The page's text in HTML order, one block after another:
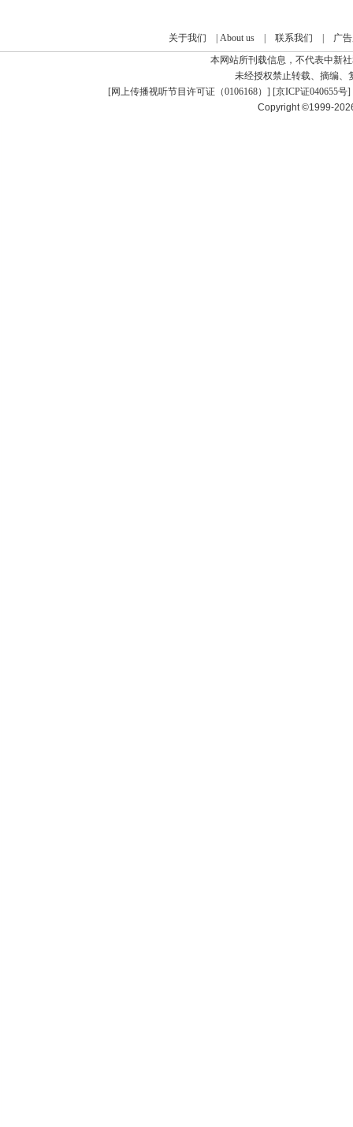
关于我们 About us| 联系我们
广
本网站所刊载信息，不代表中新
未经授权禁止转载、摘编、
[网上传播视听节目许可证（0106168） ] [京ICP证040655号]
Copyright ©1999-